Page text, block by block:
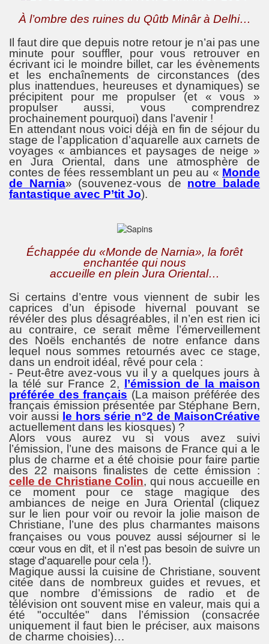
À l’ombre des ruines du Qûtb Minâr à Delhi…
Il faut dire que depuis notre retour je n’ai pas une
minute pour souffler, pour vous retrouver en
écrivant ici le moindre billet, car les évènements
et les enchaînements de circonstances (des
plus inattendues, heureuses et dynamiques) se
précipitent pour me propulser (et « vous »
propulser aussi, vous comprendrez
prochainement pourquoi) dans l’avenir !
En attendant nous voici déjà en fin de séjour du
stage de l’application d’aquarelle aux carnets de
voyages « ambiances et paysages de neige »
en Jura Oriental, dans une atmosphère de
contes de fées ressemblant un peu au « Monde
de Narnia» (souvenez-vous de notre balade
fantastique avec P’tit Jo).
Échappée du «Monde de Narnia», la forêt
enchantée qui nous
accueille en plein Jura Oriental…
Si certains d’entre vous viennent de subir les
caprices d’un épisode hivernal pouvant se
révéler des plus désagréables, il n’en est rien ici
au contraire, ce serait même l’émerveillement
des Noëls enchantés de notre enfance dans
lequel nous sommes retournés avec ce stage,
dans un endroit idéal, rêvé pour cela :
- Peut-être avez-vous vu il y a quelques jours à
la télé sur France 2,
l’émission de la maison
préférée des français (La maison préférée des
français émission présentée par Stéphane Bern,
voir aussi le hors série n°2 de MaisonCréative
actuellement dans les kiosques) ?
Alors vous aurez vu si vous avez suivi
l’émission, l’une des maisons de France qui a le
plus de charme et a été choisie pour faire partie
des 22 maisons finalistes de cette émission :
celle de Christiane Colin, qui nous accueille en
ce moment pour ce stage magique des
ambiances de neige en Jura Oriental (cliquez
sur le lien pour voir ou revoir la jolie maison de
Christiane, l’une des plus charmantes maisons
françaises ou vous pouvez aussi séjourner si le
cœur vous en dit, et il n'est pas besoin de suivre un
stage d'aquarelle pour cela !).
Magique aussi la cuisine de Christiane, souvent
citée dans de nombreux guides et revues, et
que nombre d’émissions de radio et de
télévision ont souvent mise en valeur, mais qui a
été "occultée" dans l’émission (consacrée
uniquement il faut bien le préciser, aux maisons
de charme choisies)…